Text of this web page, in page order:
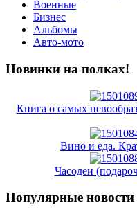
Военные
Бизнес
Альбомы
Авто-мото
Новинки на полках!
Книга о самых
Вино и еда.
Часодеи
Популярные новости